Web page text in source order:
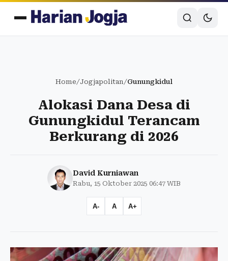
Home/Jogjapolitan/Gunungkidul
Alokasi Dana Desa di
Gunungkidul Terancam
Berkurang di 2026
David Kurniawan
Rabu, 15 Oktober 2025 06:47 WIB
A- A A+